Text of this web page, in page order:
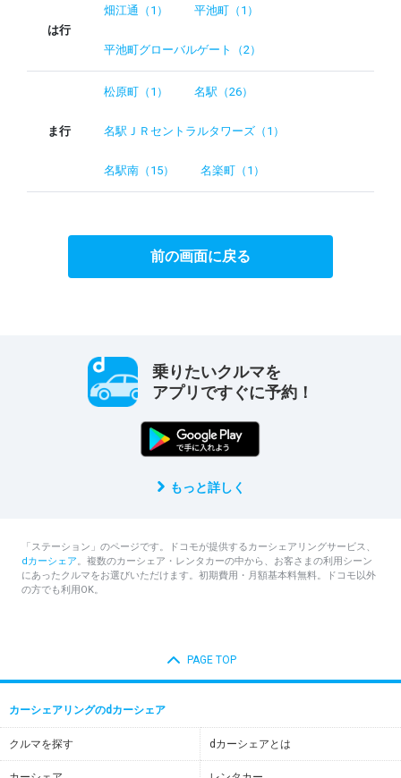
は行
畑江通（1） 平池町（1）
平池町グローバルゲート（2）
ま行
松原町（1） 名駅（26）
名駅ＪＲセントラルタワーズ（1）
名駅南（15） 名楽町（1）
前の画面に戻る
乗りたいクルマを
アプリですぐに予約！
もっと詳しく
「ステーション」のページです。ドコモが提供するカーシェアリングサービス、
dカーシェア。複数のカーシェア・レンタカーの中から、お客さまの利用シーン
にあったクルマをお選びいただけます。初期費用・月額基本料無料。ドコモ以外
の方でも利用OK。
PAGE TOP
カーシェアリングのdカーシェア
クルマを探す dカーシェアとは